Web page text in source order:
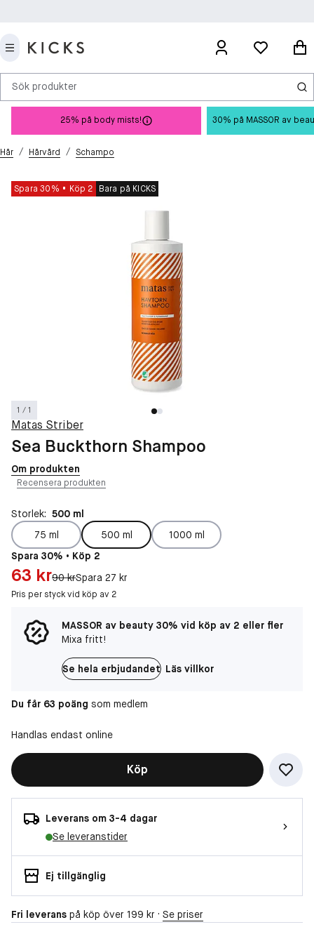
Sök produkter
25% på body mists! 30% på MASSOR av
Hår / Hårvård / Schampo
Spara 30% Köp 2 Bara på KICKS
1 / 1
Matas Striber
Sea Buckthorn Shampoo
Om produkten
Recensera produkten
Storlek: 500 ml
75 ml
500 ml
1000 ml
Spara 30% • Köp 2
Pris: 63 kr
63 krOriginal pris:
90 krSpara 27 kr
Pris per styck vid köp av 2
MASSOR av beauty 30% vid köp av 2 eller fler
Mixa fritt!
Se hela erbjudandet Läs villkor
Du får 63 poäng som medlem
Handlas endast online
Köp
Leverans om 3-4 dagar
Se leveranstider
Ej tillgänglig
Fri leverans på köp över 199 kr · Se priser